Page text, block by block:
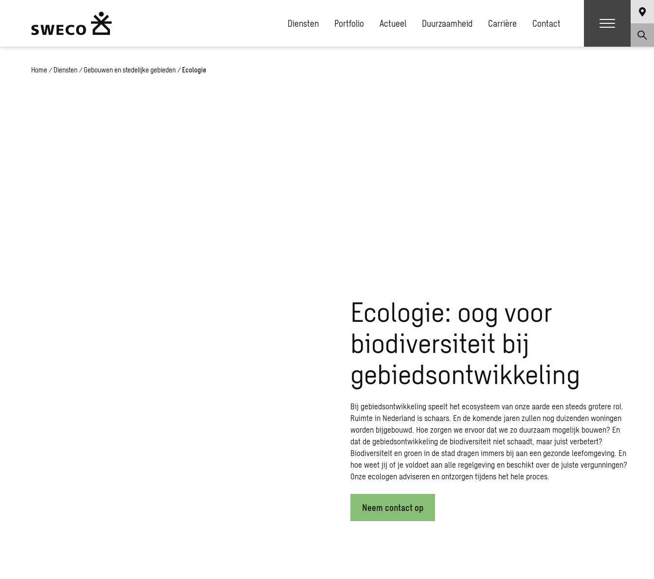
Diensten Portfolio Actueel Duurzaamheid Carrière Contact
Home / Diensten / Gebouwen en stedelijke gebieden / Ecologie
Ecologie: oog voor
biodiversiteit bij
gebiedsontwikkeling
Bij gebiedsontwikkeling speelt het ecosysteem van onze aarde een steeds grotere rol.
Ruimte in Nederland is schaars. En de komende jaren zullen nog duizenden woningen
worden bijgebouwd. Hoe zorgen we ervoor dat we zo duurzaam mogelijk bouwen? En
dat de gebiedsontwikkeling de biodiversiteit niet schaadt, maar juist verbetert?
Biodiversiteit en groen in de stad dragen immers bij aan een gezonde leefomgeving. En
hoe weet jij of je voldoet aan alle regelgeving en beschikt over de juiste vergunningen?
Onze ecologen adviseren en ontzorgen tijdens het hele proces.
Neem contact op